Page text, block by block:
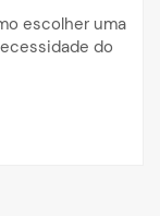
escolher uma
do